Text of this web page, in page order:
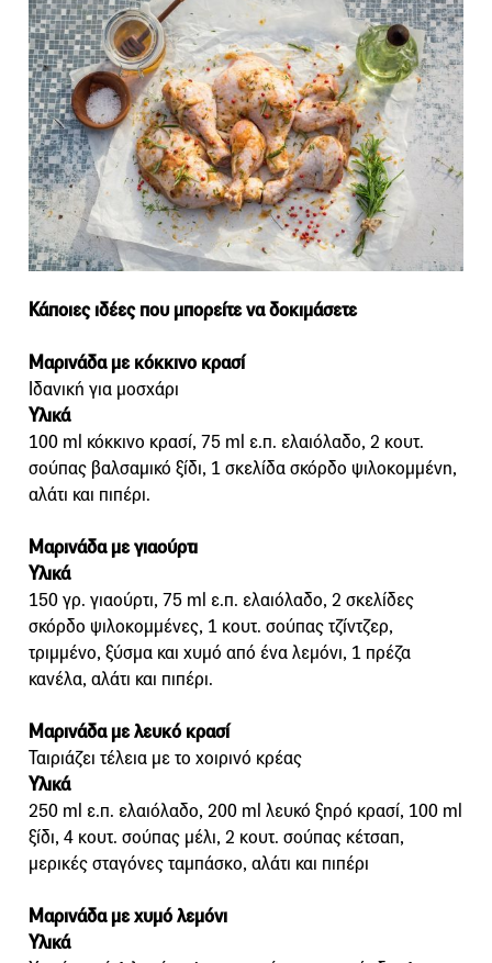
Κάποιες ιδέες που μπορείτε να δοκιμάσετε
Μαρινάδα με κόκκινο κρασί
Ιδανική για μοσχάρι
Υλικά
100 ml κόκκινο κρασί, 75 ml ε.π. ελαιόλαδο, 2 κουτ.
σούπας βαλσαμικό ξίδι, 1 σκελίδα σκόρδο ψιλοκομμένη,
αλάτι και πιπέρι.
Μαρινάδα με γιαούρτι
Υλικά
150 γρ. γιαούρτι, 75 ml ε.π. ελαιόλαδο, 2 σκελίδες
σκόρδο ψιλοκομμένες, 1 κουτ. σούπας τζίντζερ,
τριμμένο, ξύσμα και χυμό από ένα λεμόνι, 1 πρέζα
κανέλα, αλάτι και πιπέρι.
Μαρινάδα με λευκό κρασί
Ταιριάζει τέλεια με το χοιρινό κρέας
Υλικά
250 ml ε.π. ελαιόλαδο, 200 ml λευκό ξηρό κρασί, 100 ml
ξίδι, 4 κουτ. σούπας μέλι, 2 κουτ. σούπας κέτσαπ,
μερικές σταγόνες ταμπάσκο, αλάτι και πιπέρι
Μαρινάδα με χυμό λεμόνι
Υλικά